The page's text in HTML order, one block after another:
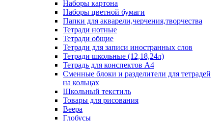
Наборы картона
Наборы цветной бумаги
Папки для акварели,черчения,творчества
Тетради нотные
Тетради общие
Тетради для записи иностранных слов
Тетради школьные (12,18,24л)
Тетрадь для конспектов А4
Сменные блоки и разделители для тетрадей
на кольцах
Школьный текстиль
Товары для рисования
Веера
Глобусы